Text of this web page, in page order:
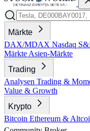
Märkte
DAX/MDAX Nasdaq
Märkte Asien-Märkte
Trading
Analysen Trading &
Value & Growth
Krypto
Bitcoin Ethereum &